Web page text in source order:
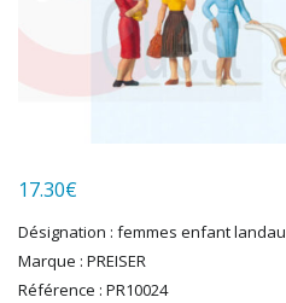
HUMBROL
MAKETTE
MARLKIN
MKD
NOREV
17.30€
Désignation : femmes enfant landau
Marque : PREISER
Référence : PR10024